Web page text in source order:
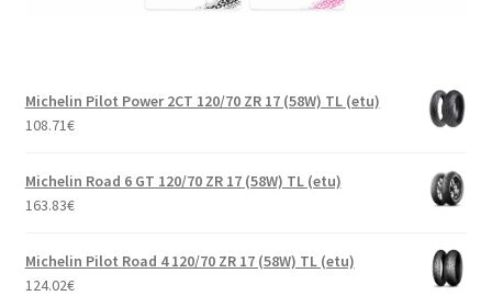
Michelin Pilot Power 2CT 120/70 ZR 17 (58W) TL (etu)
108.71€
Michelin Road 6 GT 120/70 ZR 17 (58W) TL (etu)
163.83€
Michelin Pilot Road 4 120/70 ZR 17 (58W) TL (etu)
124.02€